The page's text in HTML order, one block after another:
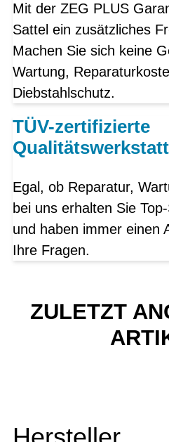
Mit der ZEG PLUS
Sattel ein zusätzliches
Machen Sie sich keine
Wartung,
Diebstahlschutz.
TÜV-zertifizierte
Qualitätswerkstatt
Egal, ob Reparatur,
bei uns erhalten Sie
und haben immer einen
Ihre Fragen.
ZULETZT